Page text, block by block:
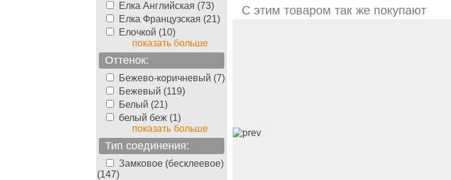
Елка Английская (73)
Елка Французская (21)
Елочкой (10)
показать больше
Оттенок:
Бежево-коричневый (7)
Бежевый (119)
Белый (21)
белый беж (1)
показать больше
Тип соединения:
Замковое (бесклеевое)
(147)
С этим товаром так же покупают